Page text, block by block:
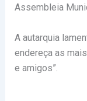
Assembleia
A autarquia
endereça as
e amigos”.